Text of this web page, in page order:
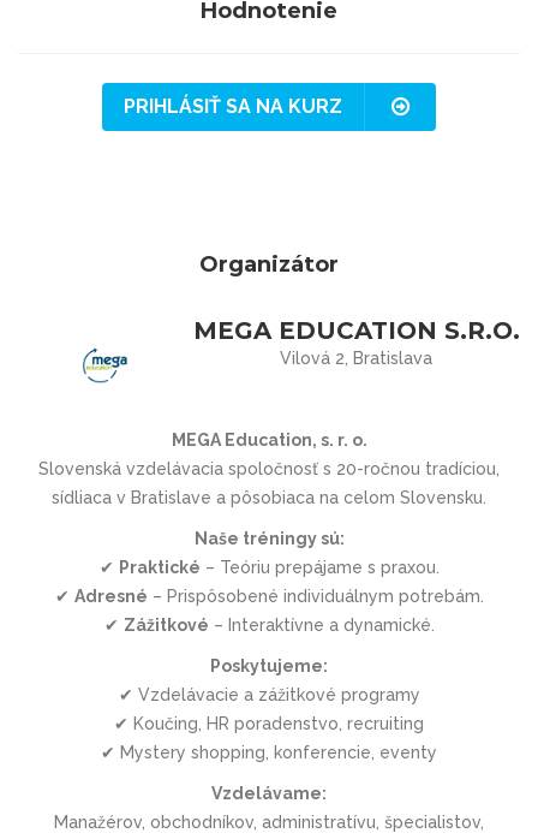
Hodnotenie
PRIHLÁSIŤ SA NA KURZ
Organizátor
MEGA EDUCATION S.R.O.
Vilová 2, Bratislava
MEGA Education, s. r. o.
Slovenská vzdelávacia spoločnosť s 20-ročnou tradíciou,
sídliaca v Bratislave a pôsobiaca na celom Slovensku.
Naše tréningy sú:
✔ Praktické – Teóriu prepájame s praxou.
✔ Adresné – Prispôsobené individuálnym potrebám.
✔ Zážitkové – Interaktívne a dynamické.
Poskytujeme:
✔ Vzdelávacie a zážitkové programy
✔ Koučing, HR poradenstvo, recruiting
✔ Mystery shopping, konferencie, eventy
Vzdelávame:
Manažérov, obchodníkov, administratívu, špecialistov,